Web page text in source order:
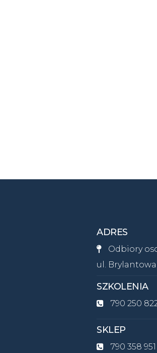
ADRES
Odbiory
ul. Brylantowa
SZKOLENIA
790 250
SKLEP
790 358 951